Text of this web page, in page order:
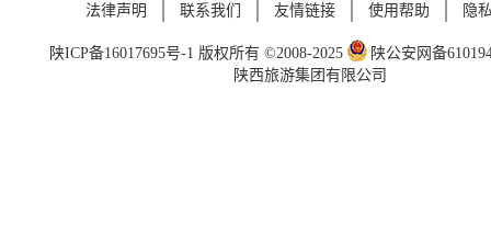
法律声明 联系我们 友情链接 使用帮助 隐
陕ICP备16017695号-1 版权所有 ©2008-2025
陕公安网备
陕西旅游集团有限公司